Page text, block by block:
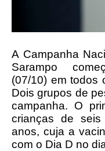
A Campanha
Sarampo
(07/10) em todos
Dois grupos de
campanha. O
crianças de
anos, cuja a
com o Dia D no